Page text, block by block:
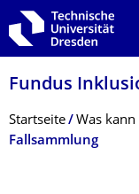
Zur Hauptnavigation
Zur Suche springen
Zum Inhalt springen
Fundus
Breadcrumb-Menü
Startseite Was kann
Fallsammlung